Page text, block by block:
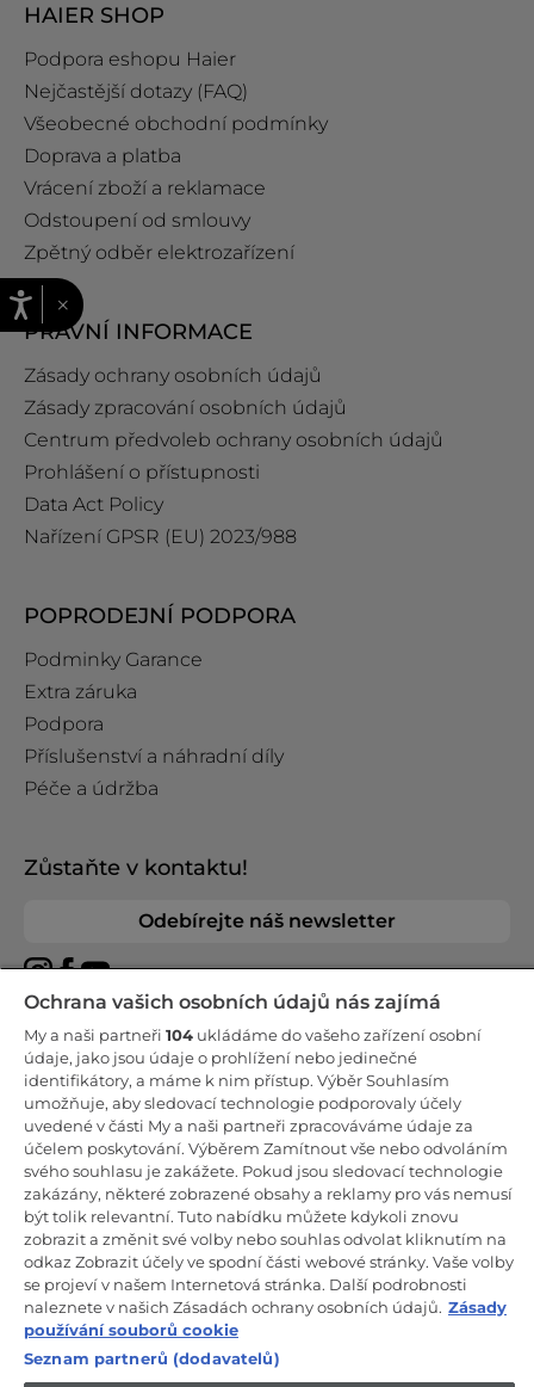
HAIER SHOP
Podpora eshopu Haier
Nejčastější dotazy (FAQ)
Všeobecné obchodní podmínky
Doprava a platba
Vrácení zboží a reklamace
Odstoupení od smlouvy
Zpětný odběr elektrozařízení
PRÁVNÍ INFORMACE
Zásady ochrany osobních údajů
Zásady zpracování osobních údajů
Centrum předvoleb ochrany osobních údajů
Prohlášení o přístupnosti
Data Act Policy
Nařízení GPSR (EU) 2023/988
POPRODEJNÍ PODPORA
Podminky Garance
Extra záruka
Podpora
Příslušenství a náhradní díly
Péče a údržba
Zůstaňte v kontaktu!
Odebírejte náš newsletter
CANDY HOOVER GROUP S.r.I. - Jediný akcionář - SÍDLO
SPOLEČNOSTI: Via Comolli, 57 - 20861 Brugherio (Monza Brianza) -
Itálie - ADMINISTRATIVNÍ KANCELÁŘE: Via Privata Eden Fumagalli
snc - 20861 Brugherio (Monza Brianza) a Via Trento č. 20/A-22 -
20871 Vimercate (Monza Brianza) - Itálie - Tel.: +39.039.2086.1 - Fax:
+39.039.2086.237 - Základní kapitál 35 000 000,00 € plně splacený -
IČ a číslo zápisu v obchodním rejstříku Milán-Monza-Brianza-Lodi
04666310158 - DIČ 00786860965 - Číslo REA (Ekonomicko-správní
rejstřík): MB-1033934 - Autorizace IT AEOF 211870 - Společnost
podléhající řídicím a koordinačním činnostem společnosti Candy
S.p.A.
CZ / Česká republika
×
Ochrana vašich osobních údajů nás zajímá
My a naši partneři 104 ukládáme do vašeho zařízení osobní
údaje, jako jsou údaje o prohlížení nebo jedinečné
identifikátory, a máme k nim přístup. Výběr Souhlasím
umožňuje, aby sledovací technologie podporovaly účely
uvedené v části My a naši partneři zpracováváme údaje za
účelem poskytování. Výběrem Zamítnout vše nebo odvoláním
svého souhlasu je zakážete. Pokud jsou sledovací technologie
zakázány, některé zobrazené obsahy a reklamy pro vás nemusí
být tolik relevantní. Tuto nabídku můžete kdykoli znovu
zobrazit a změnit své volby nebo souhlas odvolat kliknutím na
odkaz Zobrazit účely ve spodní části webové stránky. Vaše volby
se projeví v našem Internetová stránka. Další podrobnosti
naleznete v našich Zásadách ochrany osobních údajů. Zásady
používání souborů cookie
Seznam partnerů (dodavatelů)